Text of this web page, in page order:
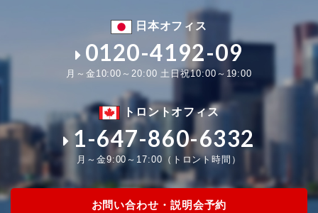
日本オフィス
0120-4192-09
月～金10:00～20:00 土日祝10:00～19:00
トロントオフィス
1-647-860-6332
月～金9:00～17:00（トロント時間）
お問い合わせ・説明会予約